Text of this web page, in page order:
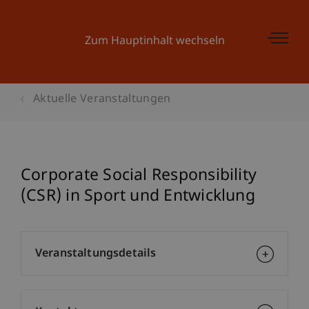
Zum Hauptinhalt wechseln
Aktuelle Veranstaltungen
Corporate Social Responsibility
(CSR) in Sport und Entwicklung
Veranstaltungsdetails